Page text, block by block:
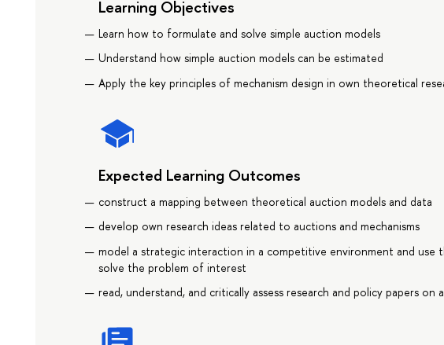
Learning Objectives
Learn how to formulate and solve simple auction models
Understand how simple auction models can be estimated
Apply the key principles of mechanism design in own theoretical
Expected Learning Outcomes
construct a mapping between theoretical auction models and data
develop own research ideas related to auctions and mechanisms
model a strategic interaction in a competitive environment and use
solve the problem of interest
read, understand, and critically assess research and policy papers on